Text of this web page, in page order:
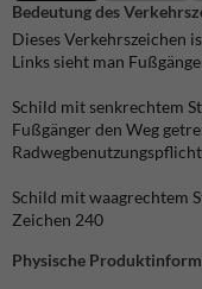
Bedeutung des
Dieses Verkehrszeichen
Links sieht man
Schild mit senkrechtem
Fußgänger den Weg
Schild mit waagrechtem
Zeichen 240
Physische